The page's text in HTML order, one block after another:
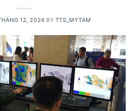
12, 2024 BY TTS_MYTAM